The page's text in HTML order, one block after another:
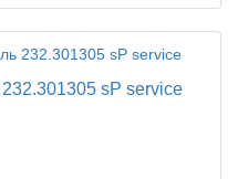
sP service